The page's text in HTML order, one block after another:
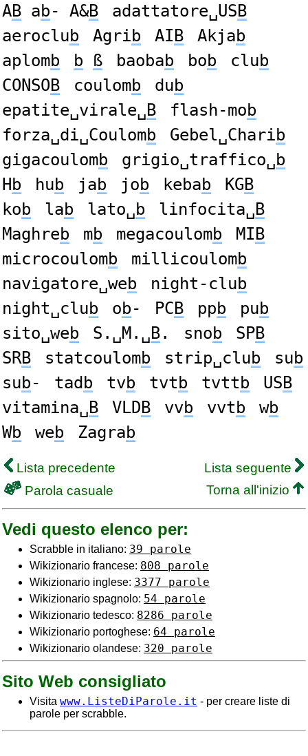
AB ab- A&B adattatore␣USB
aeroclub Agrib AI B Akjab
aplomb b ß baobab bob club
CONSOB coulomb dub
epatite␣virale␣B flash-mob
forza␣di␣Coulomb Gebel␣Charib
gigacoulomb grigio␣traffico␣b
H b hub jab job kebab KGB
kob lab lato␣b linfocita␣B
Maghreb mb megacoulomb MI B
microcoulomb millicoulomb
navigatore␣web night-club
night␣club ob- PCB ppb pub
sito␣web S.␣M.␣B. snob SPB
SRB statcoulomb strip␣club sub
sub- tad b tvb tvtb tvttb USB
vitamina␣B VLDB vvb vvtb wb
Wb web Zagrab
Lista precedente
Lista seguente
Parola casuale
Torna all'inizio
Vedi questo elenco per:
Scrabble in italiano: 39 parole
Wikizionario francese: 808 parole
Wikizionario inglese: 3377 parole
Wikizionario spagnolo: 54 parole
Wikizionario tedesco: 8286 parole
Wikizionario portoghese: 64 parole
Wikizionario olandese: 320 parole
Sito Web consigliato
Visita www.ListeDiParole.it - per creare liste di
parole per scrabble.